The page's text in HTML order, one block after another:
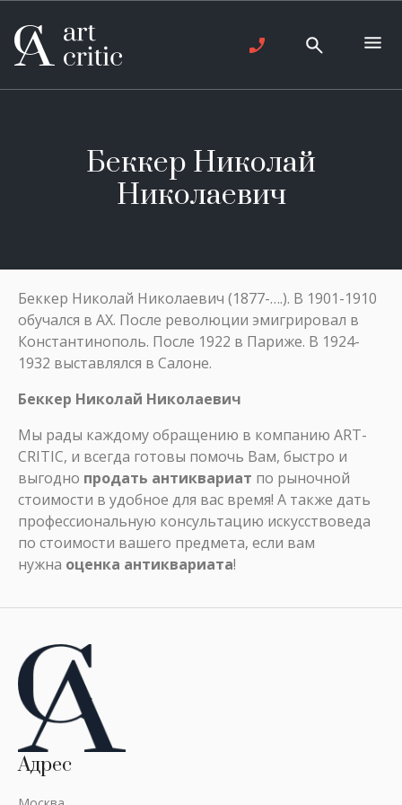
Беккер Николай
Николаевич
Беккер Николай Николаевич (1877-….). В 1901-1910
обучался в АХ. После революции эмигрировал в
Константинополь. После 1922 в Париже. В 1924-
1932 выставлялся в Салоне.
Беккер Николай Николаевич
Мы рады каждому обращению в компанию ART-
CRITIC, и всегда готовы помочь Вам, быстро и
выгодно продать антиквариат по рыночной
стоимости в удобное для вас время! А также дать
профессиональную консультацию искусствоведа
по стоимости вашего предмета, если вам
нужна оценка антиквариата!
Адрес